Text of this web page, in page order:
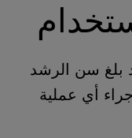
بلغ سن الرشد
عند إجراء أي عملية